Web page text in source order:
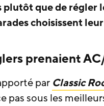
plutôt que de régler
choisissent
prenaient
par Classic
pas sous les